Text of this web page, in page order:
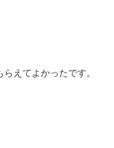
えてよかったです。